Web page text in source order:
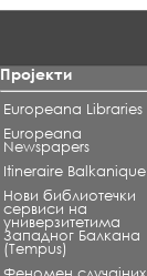
Пројекти
Europeana Libraries
Europeana
Newspapers
Itineraire Balkanique
Нови библиотечки
сервиси на
универзитетима
Западног Балкана
(Tempus)